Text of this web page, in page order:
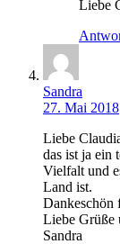
Liebe
Sandra
27. Mai 2018
Liebe
das ist ja ein
Vielfalt und
Land ist.
Dankeschön
Liebe Grüße
Sandra